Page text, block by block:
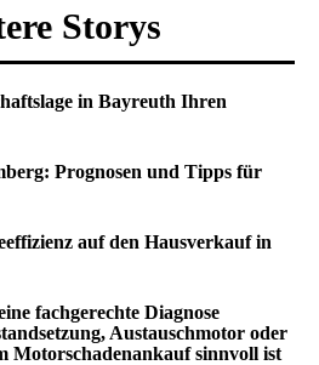
Storys
in Bayreuth Ihren
Prognosen und Tipps für
auf den Hausverkauf in
fachgerechte Diagnose
Austauschmotor oder
Motorschadenankauf sinnvoll ist